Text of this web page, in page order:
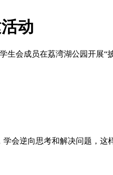
动
会成员在荔湾湖公园开展“
会逆向思考和解决问题，这